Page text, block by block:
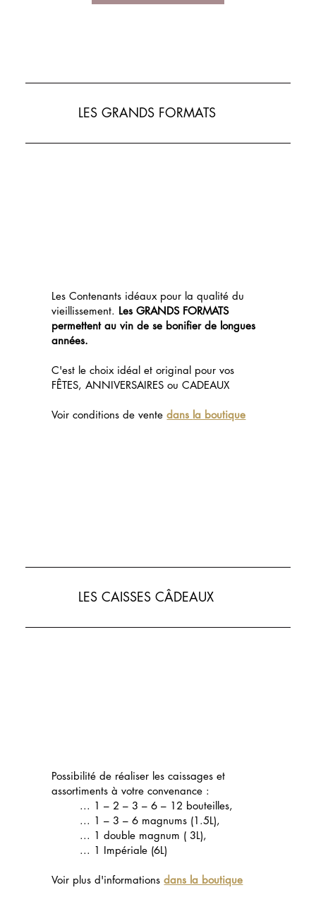
LES GRANDS FORMATS
Les Contenants idéaux pour la qualité du
vieillissement. Les GRANDS FORMATS
permettent au vin de se bonifier de longues
années.
C'est le choix idéal et original pour vos
FÊTES, ANNIVERSAIRES ou CADEAUX
Voir conditions de ventedans la boutique
LES CAISSES CÂDEAUX
Possibilité de réaliser les caissages et
assortiments à votre convenance :
... 1 – 2 – 3 – 6 – 12 bouteilles,
... 1 – 3 – 6 magnums (1.5L),
... 1 double magnum ( 3L),
... 1 Impériale (6L)
Voir plus d'informationsdans la boutique